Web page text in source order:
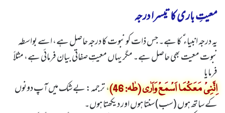
معیتِ باری کا تیسرا درجہ
یہ درجہ انبیاء ؑ کا ہے۔ جس ذات کو نبوت کا درجہ حاصل ہے، اسے بواسطہ
نبوت معیت بھی حاصل ہے۔ مگر یہاں معیتِ صفاتی بیان فرمائی ہے، مثلاً
فرمایا
اِنَّنِیْ مَعَکُمَا اَسْمَعْ وَاَرٰی (طٰہ: 46)
، ترجمہ: بے شک میں آپ دونوں
کے ساتھ ہوں (سب) سنتا ہوں اور دیکھتا ہوں۔